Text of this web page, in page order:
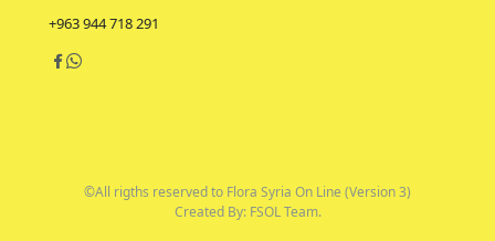
+963 944 718 291
©All rigths reserved to Flora Syria On Line (Version 3)
Created By: FSOL Team.